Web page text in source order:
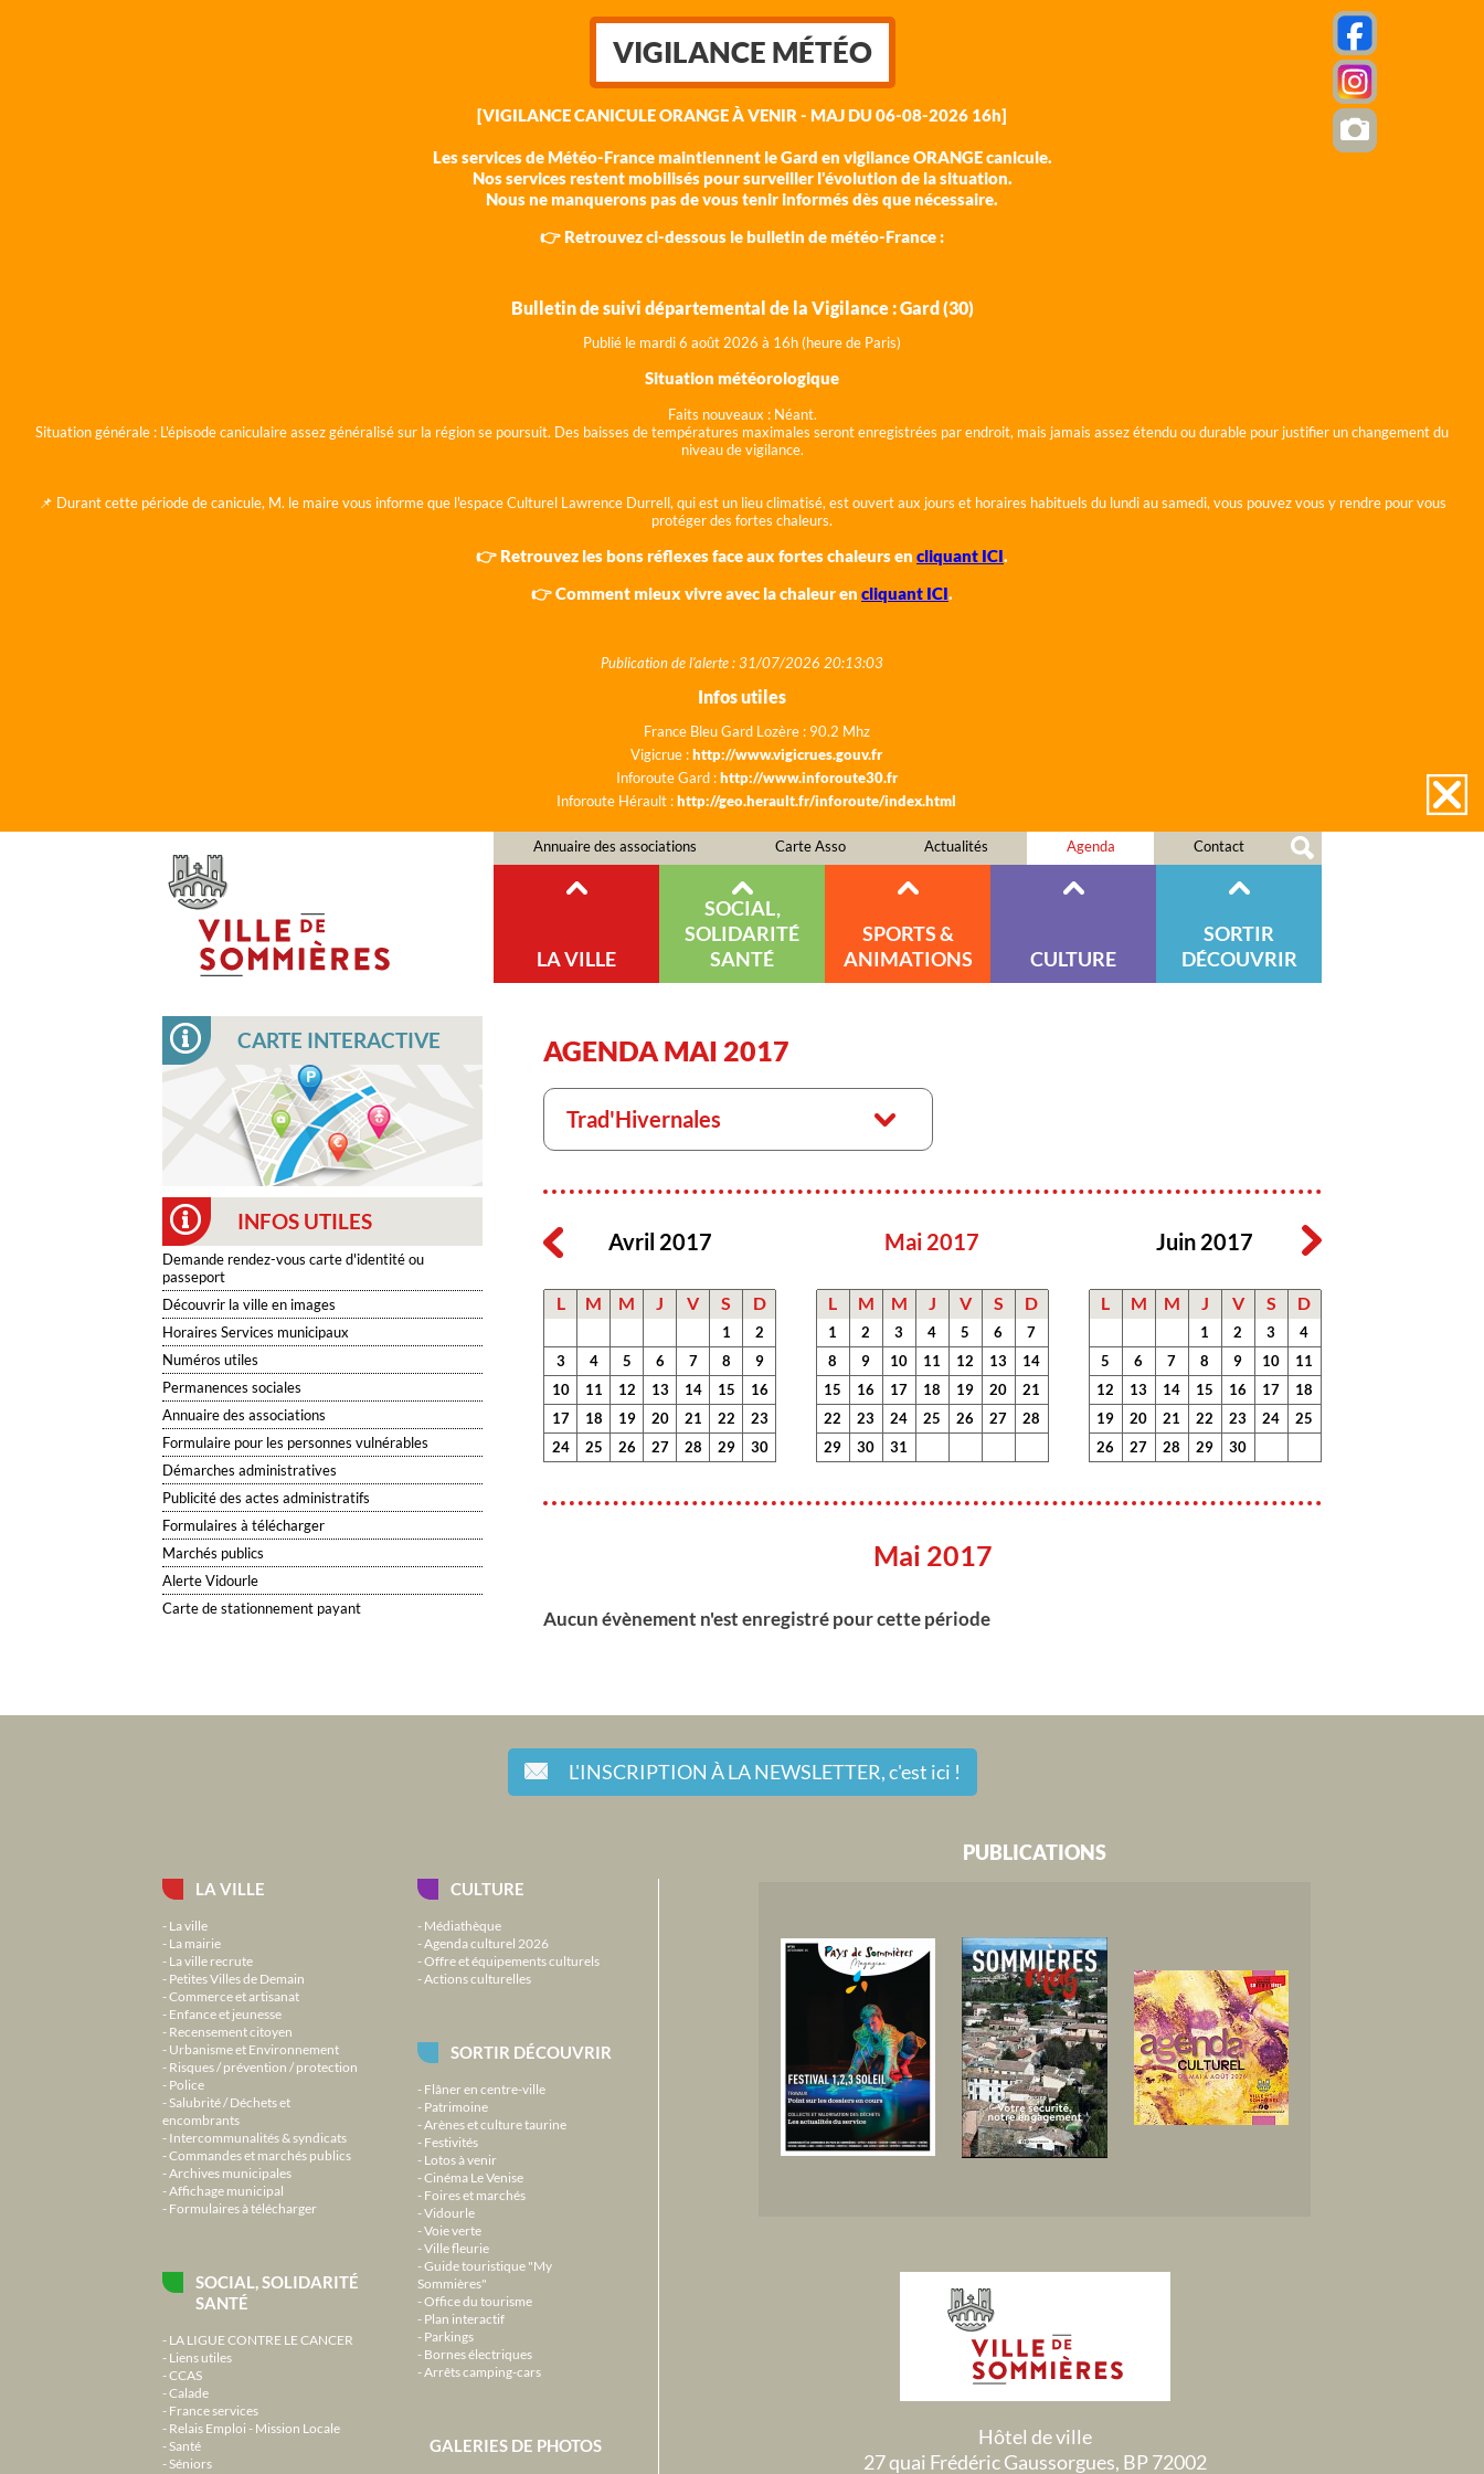
VIGILANCE MÉTÉO
[VIGILANCE CANICULE ORANGE À VENIR - MAJ DU 06-08-2026 16h]
Les services de Météo-France maintiennent le Gard en vigilance ORANGE canicule.
Nos services restent mobilisés pour surveiller l'évolution de la situation.
Nous ne manquerons pas de vous tenir informés dès que nécessaire.
👉 Retrouvez ci-dessous le bulletin de météo-France :
Bulletin de suivi départemental de la Vigilance : Gard (30)
Publié le mardi 6 août 2026 à 16h (heure de Paris)
Situation météorologique
Faits nouveaux : Néant.
Situation générale : L'épisode caniculaire assez généralisé sur la région se poursuit. Des baisses de températures maximales seront enregistrées par endroit, mais jamais assez étendu ou durable pour justifier un changement du
niveau de vigilance.
📌 Durant cette période de canicule, M. le maire vous informe que l'espace Culturel Lawrence Durrell, qui est un lieu climatisé, est ouvert aux jours et horaires habituels du lundi au samedi, vous pouvez vous y rendre pour vous
protéger des fortes chaleurs.
👉 Retrouvez les bons réflexes face aux fortes chaleurs en cliquant ICI.
👉 Comment mieux vivre avec la chaleur en cliquant ICI.
Publication de l'alerte : 31/07/2026 20:13:03
Infos utiles
France Bleu Gard Lozère : 90.2 Mhz
Vigicrue :http://www.vigicrues.gouv.fr
Inforoute Gard :http://www.inforoute30.fr
Inforoute Hérault :http://geo.herault.fr/inforoute/index.html
Annuaire des associations Carte Asso Actualités Agenda Contact
LA VILLE
SOCIAL,
SOLIDARITÉ
SANTÉ
SPORTS &
ANIMATIONS
CULTURE
SORTIR
DÉCOUVRIR
CARTE INTERACTIVE
INFOS UTILES
Demande rendez-vous carte d'identité ou
passeport
Découvrir la ville en images
Horaires Services municipaux
Numéros utiles
Permanences sociales
Annuaire des associations
Formulaire pour les personnes vulnérables
Démarches administratives
Publicité des actes administratifs
Formulaires à télécharger
Marchés publics
Alerte Vidourle
Carte de stationnement payant
AGENDA MAI 2017
Trad'Hivernales
Avril 2017
L M M J V S D
1
2
3
4 5 6 7 8
9
10
11 12 13 14 15
16
17
18 19 20 21 22
23
24
25 26 27 28 29 30
Mai 2017
L M M J V S D
1 2 3 4 5 6
7
8
9 10 11 12 13
14
15
16 17 18 19 20
21
22
23 24 25 26 27
28
29
30 31
Juin 2017
L M M J V S D
1 2 3
4
5
6 7 8 9 10
11
12
13 14 15 16 17
18
19
20 21 22 23 24
25
26
27 28 29 30
Mai 2017
Aucun évènement n'est enregistré pour cette période
L'INSCRIPTION À LA NEWSLETTER,c'est ici !
LA VILLE
La ville
La mairie
La ville recrute
Petites Villes de Demain
Commerce et artisanat
Enfance et jeunesse
Recensement citoyen
Urbanisme et Environnement
Risques / prévention / protection
Police
Salubrité / Déchets et
encombrants
Intercommunalités & syndicats
Commandes et marchés publics
Archives municipales
Affichage municipal
Formulaires à télécharger
SOCIAL, SOLIDARITÉ
SANTÉ
LA LIGUE CONTRE LE CANCER
Liens utiles
CCAS
Calade
France services
Relais Emploi - Mission Locale
Santé
Séniors
CULTURE
Médiathèque
Agenda culturel 2026
Offre et équipements culturels
Actions culturelles
SORTIR DÉCOUVRIR
Flâner en centre-ville
Patrimoine
Arènes et culture taurine
Festivités
Lotos à venir
Cinéma Le Venise
Foires et marchés
Vidourle
Voie verte
Ville fleurie
Guide touristique "My
Sommières"
Office du tourisme
Plan interactif
Parkings
Bornes électriques
Arrêts camping-cars
GALERIES DE PHOTOS
PUBLICATIONS
Hôtel de ville
27 quai Frédéric Gaussorgues, BP 72002